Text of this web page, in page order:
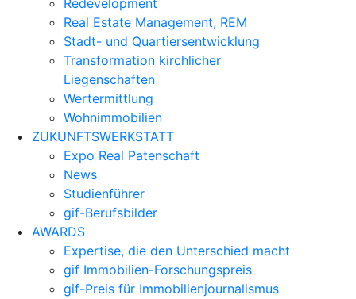
Redevelopment
Real Estate Management, REM
Stadt- und Quartiersentwicklung
Transformation kirchlicher
Liegenschaften
Wertermittlung
Wohnimmobilien
ZUKUNFTSWERKSTATT
Expo Real Patenschaft
News
Studienführer
gif-Berufsbilder
AWARDS
Expertise, die den Unterschied macht
gif Immobilien-Forschungspreis
gif-Preis für Immobilienjournalismus